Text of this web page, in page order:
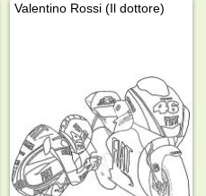
Valentino Rossi (Il dottore)